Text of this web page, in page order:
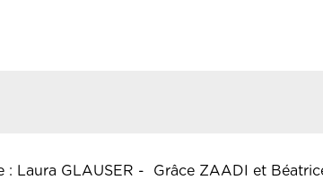
Laura GLAUSER - Grâce ZAADI et